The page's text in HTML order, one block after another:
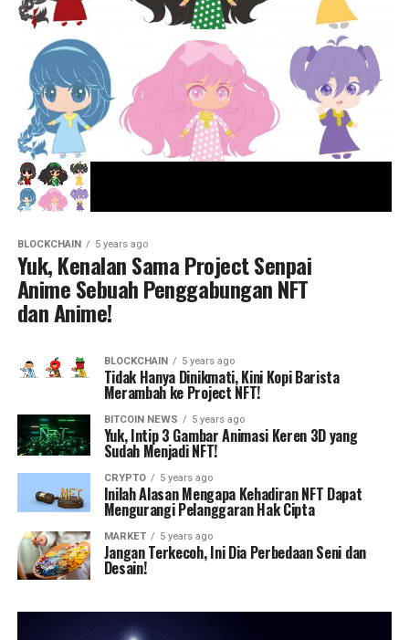
BLOCKCHAIN 5 years ago
Yuk, Kenalan Sama Project Senpai
Anime Sebuah Penggabungan NFT
dan Anime!
BLOCKCHAIN 5 years ago
Tidak Hanya Dinikmati, Kini Kopi Barista
Merambah ke Project NFT!
BITCOIN NEWS 5 years ago
Yuk, Intip 3 Gambar Animasi Keren 3D yang
Sudah Menjadi NFT!
CRYPTO 5 years ago
Inilah Alasan Mengapa Kehadiran NFT Dapat
Mengurangi Pelanggaran Hak Cipta
MARKET 5 years ago
Jangan Terkecoh, Ini Dia Perbedaan Seni dan
Desain!